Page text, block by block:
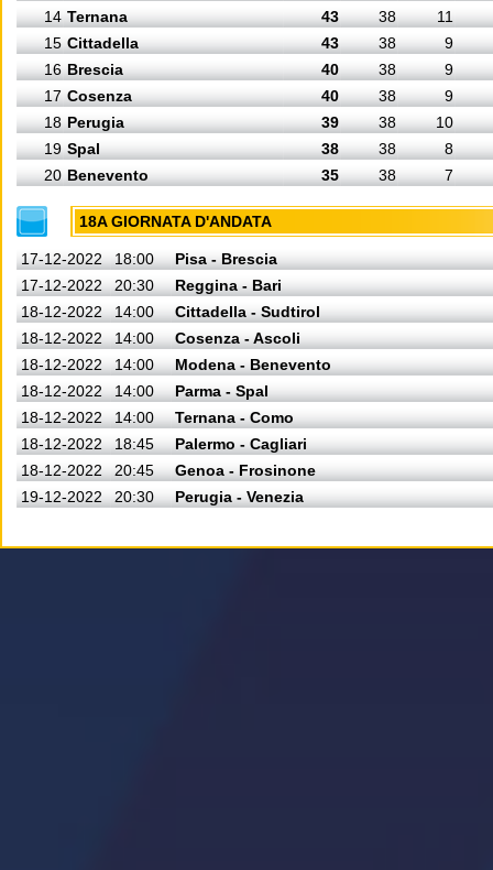
14 Ternana 43 38
11
15 Cittadella 43 38
9
16 Brescia 40 38
9
17 Cosenza 40 38
9
18 Perugia 39 38
10
19 Spal 38 38
8
20 Benevento 35 38 7
18A GIORNATA D'ANDATA
17-12-2022 18:00
Pisa - Brescia
17-12-2022
20:30
Reggina - Bari
18-12-2022
14:00
Cittadella - Sudtirol
18-12-2022
14:00
Cosenza - Ascoli
18-12-2022
14:00
Modena - Benevento
18-12-2022
14:00
Parma - Spal
18-12-2022
14:00
Ternana - Como
18-12-2022
18:45
Palermo - Cagliari
18-12-2022
20:45
Genoa - Frosinone
19-12-2022
20:30 Perugia - Venezia